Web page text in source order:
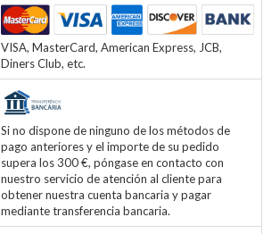
VISA, MasterCard, American Express, JCB,
Diners Club, etc.
Si no dispone de ninguno de los métodos de
pago anteriores y el importe de su pedido
supera los 300 €, póngase en contacto con
nuestro servicio de atención al cliente para
obtener nuestra cuenta bancaria y pagar
mediante transferencia bancaria.